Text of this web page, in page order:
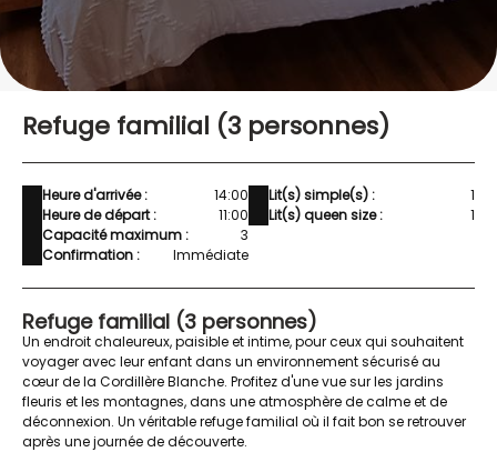
Refuge familial (3 personnes)
Heure d'arrivée :
14:00
Heure de départ :
11:00
Capacité maximum :
3
Confirmation :
Immédiate
Lit(s) simple(s) :
1
Lit(s) queen size :
1
Refuge familial (3 personnes)
Un endroit chaleureux, paisible et intime, pour ceux qui souhaitent
voyager avec leur enfant dans un environnement sécurisé au
cœur de la Cordillère Blanche. Profitez d'une vue sur les jardins
fleuris et les montagnes, dans une atmosphère de calme et de
déconnexion. Un véritable refuge familial où il fait bon se retrouver
après une journée de découverte.